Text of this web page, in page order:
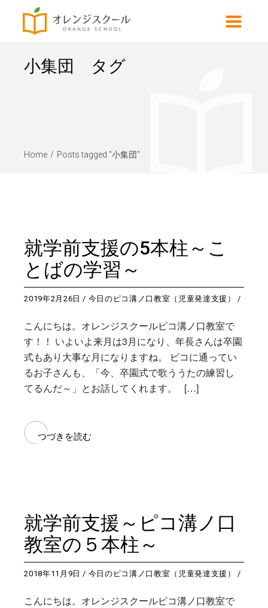
小集団 タグ
Home Posts tagged "小集団"
就学前支援の5本柱～こ
とばの学習～
2019年2月26日 今日のピコ溝ノ口教室（児童発達支援）
こんにちは。オレンジスクールピコ溝ノ口教室で
す！！ いよいよ来月は3月になり、年長さんは卒園
式もあり大事な月になりますね。 ピコに通ってい
るお子さんも、「今、卒園式で歌ううたの練習し
てるんだ～」とお話してくれます。 […]
つづきを読む
就学前支援～ピコ溝ノ口
教室の５本柱～
2018年11月9日 今日のピコ溝ノ口教室（児童発達支援）
こんにちは。オレンジスクールピコ溝ノ口教室で